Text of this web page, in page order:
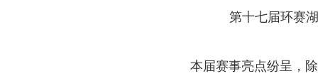
第十七届环赛
本届赛事亮点纷呈，